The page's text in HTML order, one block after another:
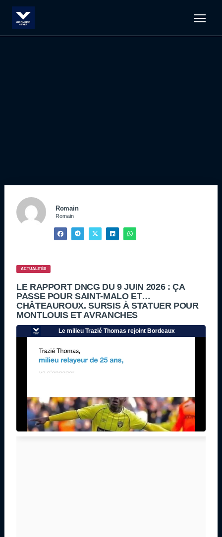
Romain
Romain
ACTUALITÉS
LE RAPPORT DNCG DU 9 JUIN 2026 : ÇA
PASSE POUR SAINT-MALO ET…
CHÂTEAUROUX. SURSIS À STATUER POUR
MONTLOUIS ET AVRANCHES